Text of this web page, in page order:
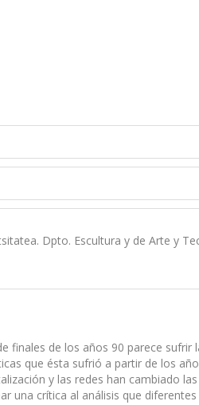
Dpto. Escultura y de Arte y
finales de los años 90 parece
que ésta sufrió a partir de los
y las redes han cambiado
una crítica al análisis que